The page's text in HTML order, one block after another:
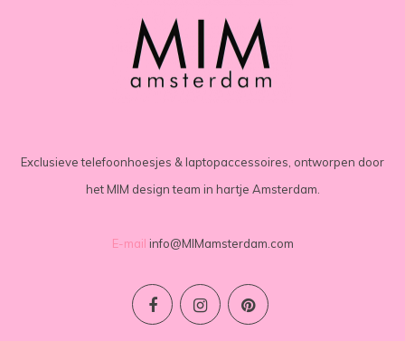
Exclusieve telefoonhoesjes & laptopaccessoires, ontworpen door
het MIM design team in hartje Amsterdam.
E-mail info@MIMamsterdam.com